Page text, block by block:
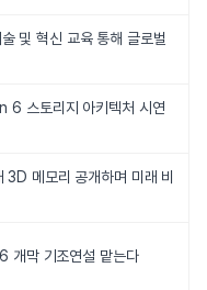
및 혁신 교육 통해 글로벌
6 스토리지 아키텍처 시연
메모리 공개하며 미래 비
개막 기조연설 맡는다